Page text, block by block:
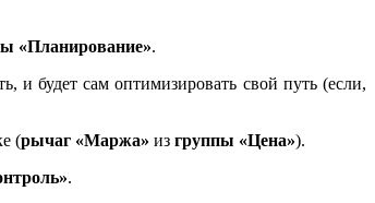
«Планирование».
и будет сам оптимизировать свой путь (если,
(рычаг «Маржа» из группы «Цена»).
.